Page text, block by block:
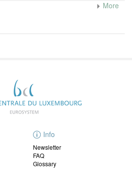
More
Info
Newsletter
FAQ
Glossary